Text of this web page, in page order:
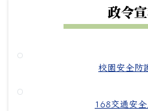
政令
校園安全防
168交通安全